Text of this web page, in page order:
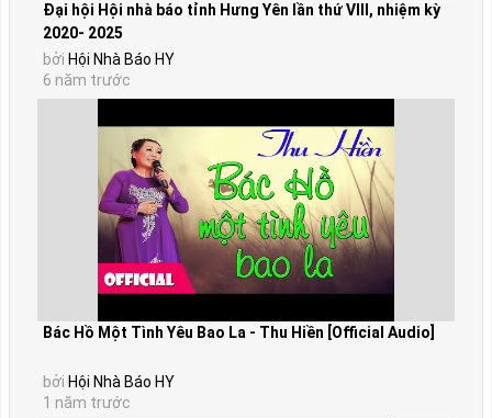
Đại hội Hội nhà báo tỉnh Hưng Yên lần thứ VIII, nhiệm kỳ
2020- 2025
bởi Hội Nhà Báo HY
6 năm trước
Bác Hồ Một Tình Yêu Bao La - Thu Hiền [Official Audio]
bởi Hội Nhà Báo HY
1 năm trước